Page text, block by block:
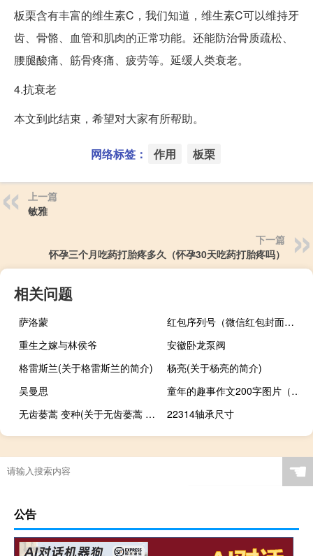
板栗含有丰富的维生素C，我们知道，维生素C可以维持牙
齿、骨骼、血管和肌肉的正常功能。还能防治骨质疏松、
腰腿酸痛、筋骨疼痛、疲劳等。延缓人类衰老。
4.抗衰老
本文到此结束，希望对大家有所帮助。
网络标签： 作用 板栗
上一篇
敏雅
下一篇
怀孕三个月吃药打胎疼多久（怀孕30天吃药打胎疼吗）
相关问题
萨洛蒙
红包序列号（微信红包封面代码大全）
重生之嫁与林侯爷
安徽卧龙泵阀
格雷斯兰(关于格雷斯兰的简介)
杨亮(关于杨亮的简介)
吴曼思
童年的趣事作文200字图片（童年的趣事作文200字）
无齿蒌蒿 变种(关于无齿蒌蒿 变种的简介)
22314轴承尺寸
☚
公告